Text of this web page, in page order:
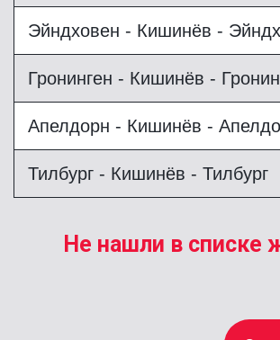
Эйндховен - Кишинёв -
Гронинген - Кишинёв -
Апелдорн - Кишинёв -
Тилбург - Кишинёв - Тилбург
Не нашли в списке